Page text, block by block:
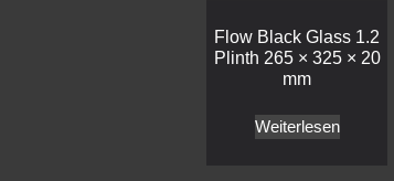
Flow Black Glass 1.2
Plinth 265 × 325 × 20
mm
Weiterlesen